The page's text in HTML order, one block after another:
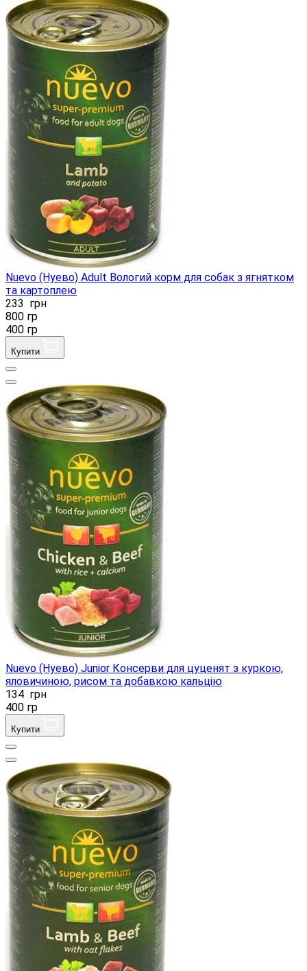
Nuevo (Нуево) Adult Вологий корм для собак з ягнятком
та картоплею
233 грн
800 гр
400 гр
Купити
Nuevo (Нуево) Junior Консерви для цуценят з куркою,
яловичиною, рисом та добавкою кальцію
134 грн
400 гр
Купити